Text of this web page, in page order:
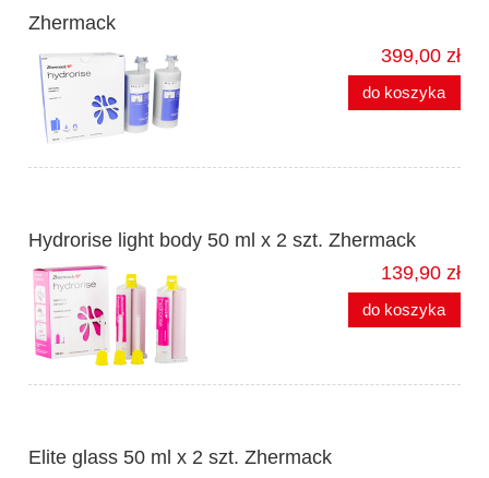
Zhermack
399,00 zł
do koszyka
Hydrorise light body 50 ml x 2 szt. Zhermack
139,90 zł
do koszyka
Elite glass 50 ml x 2 szt. Zhermack